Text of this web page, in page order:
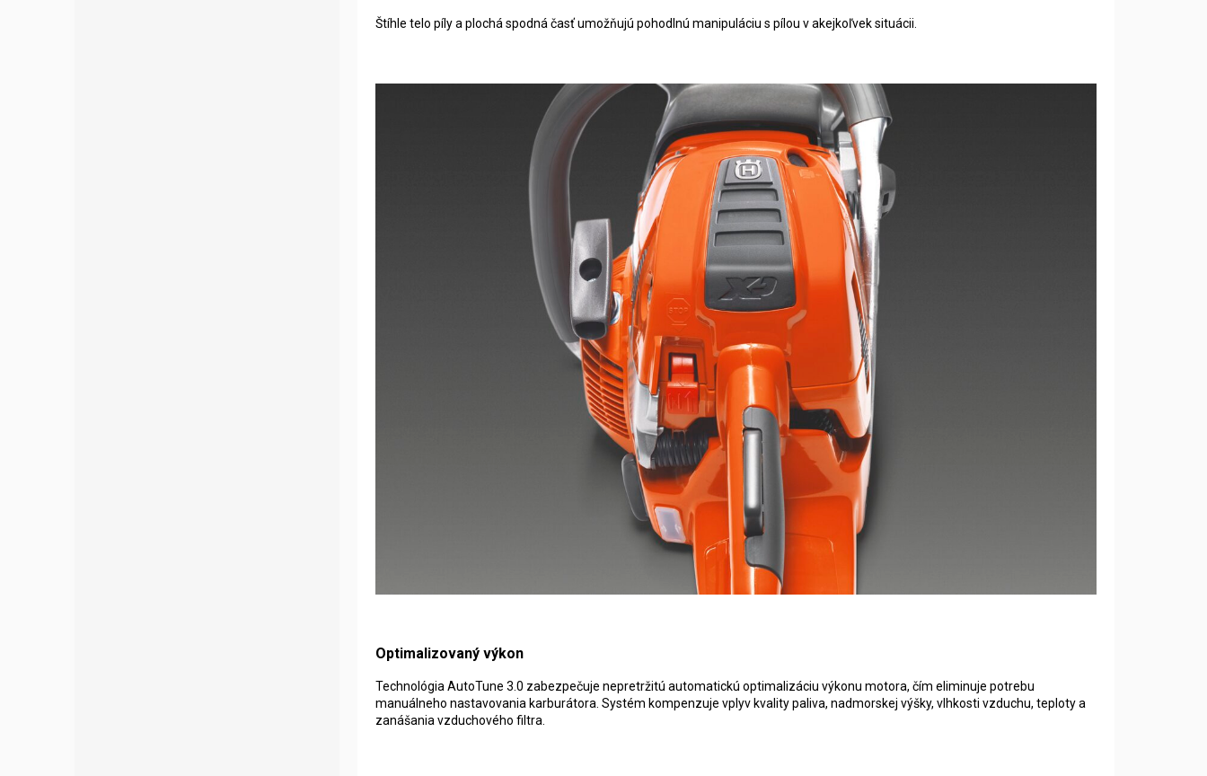
Štíhle telo píly a plochá spodná časť umožňujú pohodlnú manipuláciu s pílou v akejkoľvek situácii.
Optimalizovaný výkon
Technológia AutoTune 3.0 zabezpečuje nepretržitú automatickú optimalizáciu výkonu motora, čím eliminuje potrebu
manuálneho nastavovania karburátora. Systém kompenzuje vplyv kvality paliva, nadmorskej výšky, vlhkosti vzduchu, teploty a
zanášania vzduchového filtra.